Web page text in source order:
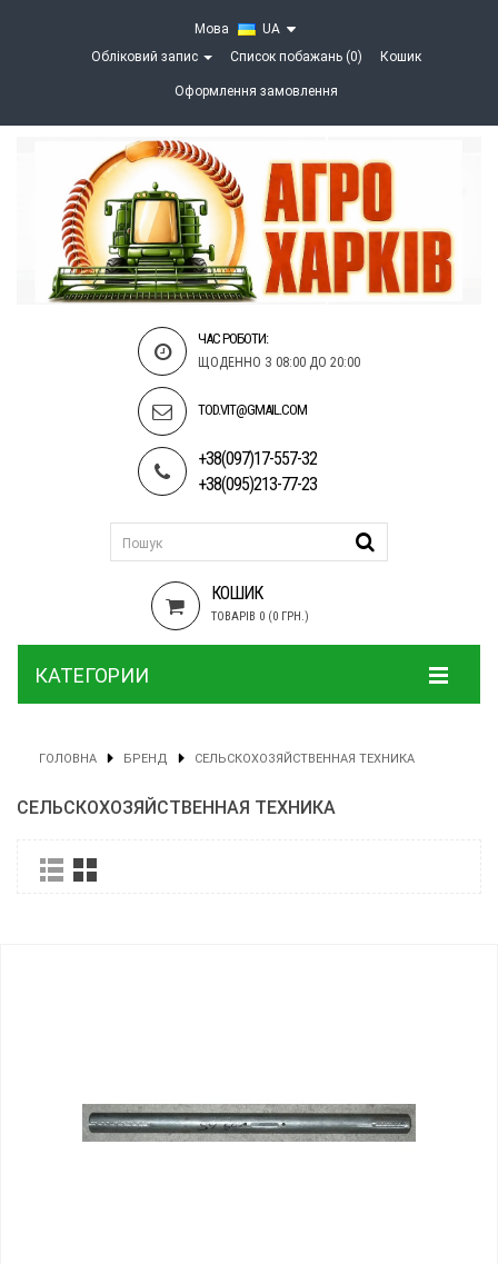
Мова
UA
Обліковий запис
Список побажань (0) Кошик
Оформлення замовлення
ЧАС РОБОТИ:
ЩОДЕННО З 08:00 ДО 20:00
TOD.VIT@GMAIL.COM
+38(097)17-557-32
+38(095)213-77-23
КОШИК
ТОВАРІВ 0 (0 ГРН.)
КАТЕГОРИИ
ГОЛОВНА БРЕНД СЕЛЬСКОХОЗЯЙСТВЕННАЯ ТЕХНИКА
СЕЛЬСКОХОЗЯЙСТВЕННАЯ ТЕХНИКА